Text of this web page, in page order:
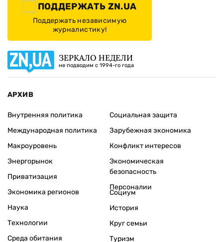
ПОДДЕРЖАТЬ ZN.UA
Поддержать независимую
журналистику!
ЗЕРКАЛО НЕДЕЛИ
не подводим с 1994-го года
АРХИВ
Внутренняя политика
Международная политика
Макроуровень
Энергорынок
Приватизация
Экономика регионов
Социальная защита
Зарубежная экономика
Конфликт интересов
Экономическая
безопасность
Персоналии
Наука
Технологии
Среда обитания
Социум
История
Круг семьи
Туризм